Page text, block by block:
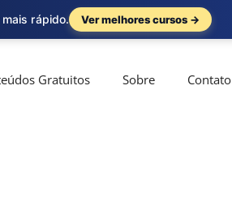
Gratuitos Sobre Contato
rápido. Ver melhores cursos →